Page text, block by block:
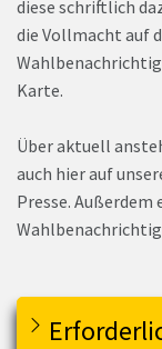
diese schriftlich
die Vollmacht auf
Karte.
Über aktuell
auch hier auf
Presse.